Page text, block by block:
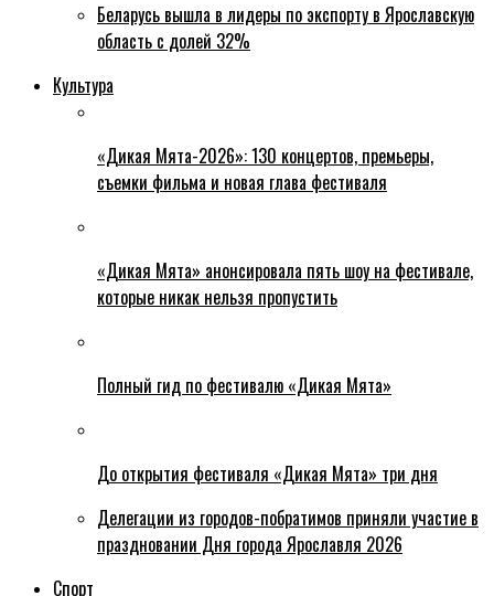
Беларусь вышла в лидеры по экспорту в Ярославскую
область с долей 32%
Культура
«Дикая Мята-2026»: 130 концертов, премьеры,
съемки фильма и новая глава фестиваля
«Дикая Мята» анонсировала пять шоу на фестивале,
которые никак нельзя пропустить
Полный гид по фестивалю «Дикая Мята»
До открытия фестиваля «Дикая Мята» три дня
Делегации из городов-побратимов приняли участие в
праздновании Дня города Ярославля 2026
Спорт